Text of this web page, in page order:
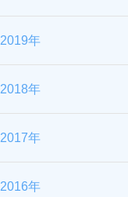
2019年
2018年
2017年
2016年